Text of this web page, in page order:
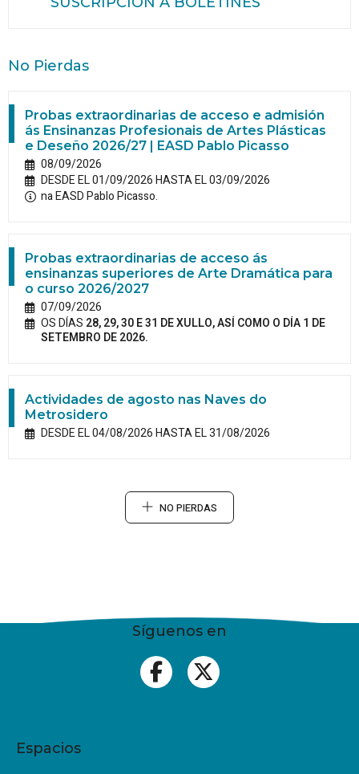
No Pierdas
Probas extraordinarias de acceso e admisión
ás Ensinanzas Profesionais de Artes Plásticas
e Deseño 2026/27 | EASD Pablo Picasso
08/09/2026
DESDE EL 01/09/2026 HASTA EL 03/09/2026
na EASD Pablo Picasso.
Probas extraordinarias de acceso ás
ensinanzas superiores de Arte Dramática para
o curso 2026/2027
07/09/2026
OS DÍAS 28, 29, 30 E 31 DE XULLO, ASÍ COMO O DÍA 1 DE
SETEMBRO DE 2026.
Actividades de agosto nas Naves do
Metrosidero
DESDE EL 04/08/2026 HASTA EL 31/08/2026
NO PIERDAS
Síguenos en
Espacios